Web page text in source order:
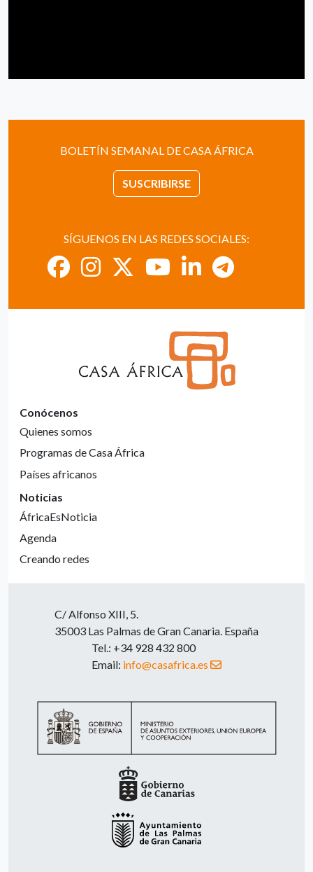
BOLETÍN SEMANAL DE CASA ÁFRICA
SUSCRIBIRSE
SÍGUENOS EN LAS REDES SOCIALES:
Conócenos
Quienes somos
Programas de Casa África
Países africanos
Noticias
ÁfricaEsNoticia
Agenda
Creando redes
C/ Alfonso XIII, 5.
35003 Las Palmas de Gran Canaria. España
Tel.: +34 928 432 800
Email: info@casafrica.es